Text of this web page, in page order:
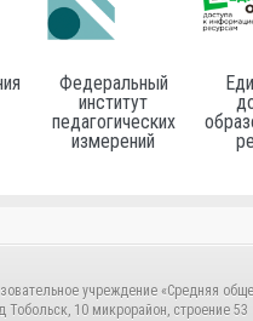
Федеральный
институт
педагогических
измерений
учреждение «Средняя
10 микрорайон, строение 53